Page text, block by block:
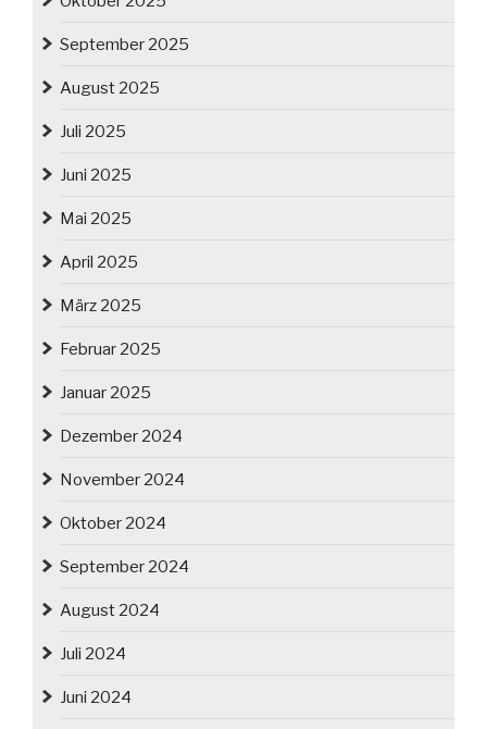
September 2025
August 2025
Juli 2025
Juni 2025
Mai 2025
April 2025
März 2025
Februar 2025
Januar 2025
Dezember 2024
November 2024
Oktober 2024
September 2024
August 2024
Juli 2024
Juni 2024